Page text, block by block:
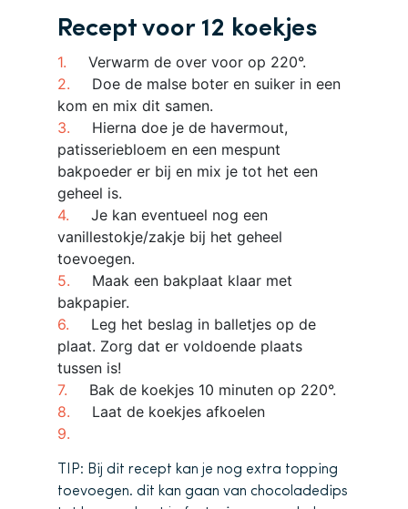
Recept voor 12 koekjes
Verwarm de over voor op 220°.
Doe de malse boter en suiker in een
kom en mix dit samen.
Hierna doe je de havermout,
patisseriebloem en een mespunt
bakpoeder er bij en mix je tot het een
geheel is.
Je kan eventueel nog een
vanillestokje/zakje bij het geheel
toevoegen.
Maak een bakplaat klaar met
bakpapier.
Leg het beslag in balletjes op de
plaat. Zorg dat er voldoende plaats
tussen is!
Bak de koekjes 10 minuten op 220°.
Laat de koekjes afkoelen
TIP: Bij dit recept kan je nog extra topping
toevoegen. dit kan gaan van chocoladedips